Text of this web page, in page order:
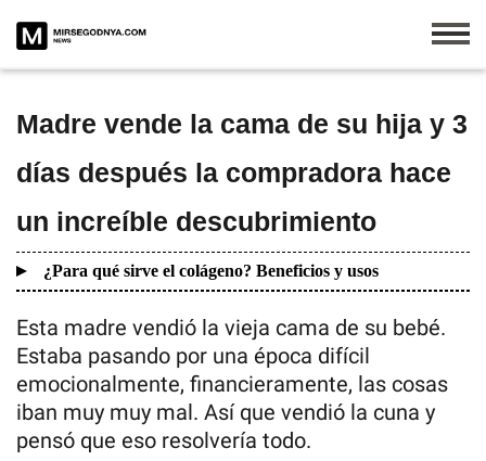
Madre vende la cama de su hija y 3
días después la compradora hace
un increíble descubrimiento
¿Para qué sirve el colágeno? Beneficios y usos
Esta madre vendió la vieja cama de su bebé.
Estaba pasando por una época difícil
emocionalmente, financieramente, las cosas
iban muy muy mal. Así que vendió la cuna y
pensó que eso resolvería todo.